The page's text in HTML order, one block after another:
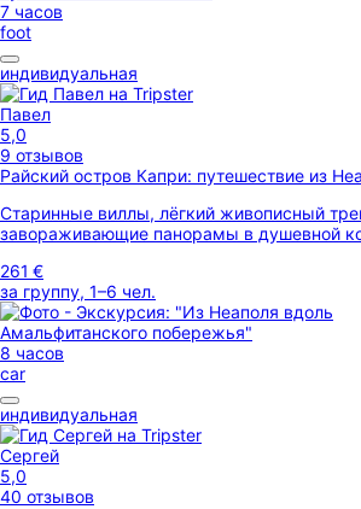
7 часов
foot
индивидуальная
Павел
5,0
9 отзывов
Райский остров Капри: путешествие из
Старинные виллы, лёгкий живописный
завораживающие панорамы в душевной
261 €
за группу, 1–6 чел.
8 часов
car
индивидуальная
Сергей
5,0
40 отзывов